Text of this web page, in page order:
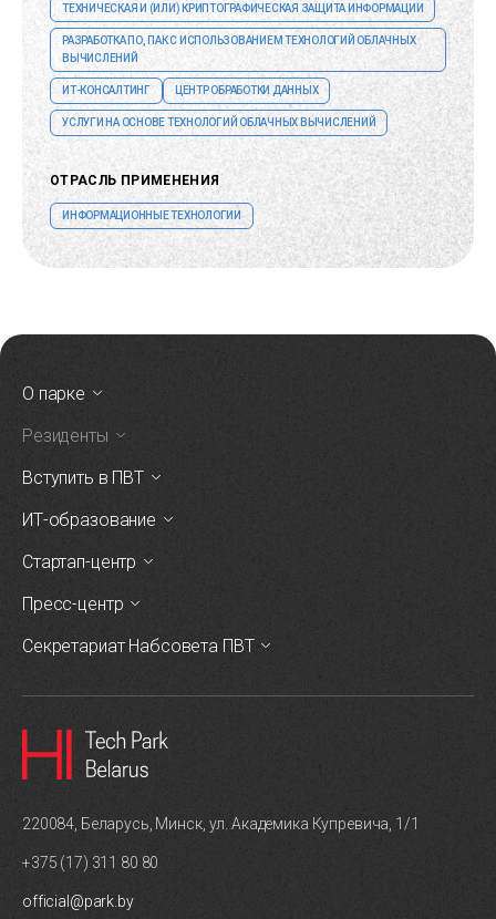
ТЕХНИЧЕСКАЯ И (ИЛИ) КРИПТОГРАФИЧЕСКАЯ ЗАЩИТА ИНФОРМАЦИИ
РАЗРАБОТКА ПО, ПАК С ИСПОЛЬЗОВАНИЕМ ТЕХНОЛОГИЙ ОБЛАЧНЫХ
ВЫЧИСЛЕНИЙ
ИТ-КОНСАЛТИНГ ЦЕНТР ОБРАБОТКИ ДАННЫХ
УСЛУГИ НА ОСНОВЕ ТЕХНОЛОГИЙ ОБЛАЧНЫХ ВЫЧИСЛЕНИЙ
ОТРАСЛЬ ПРИМЕНЕНИЯ
ИНФОРМАЦИОННЫЕ ТЕХНОЛОГИИ
О парке
Резиденты
Вступить в ПВТ
ИТ-образование
Стартап-центр
Пресс-центр
Секретариат Набсовета ПВТ
220084, Беларусь, Минск, ул. Академика Купревича, 1/1
+375 (17) 311 80 80
official@park.by